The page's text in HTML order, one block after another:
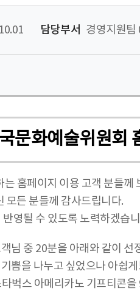
담당부서 경영지원
문화예술위원회
홈페이지 이용 고객 분들
모든 분들께 감사드립니다.
영될 수 있도록 노력하겠습
님 중 20분을 아래와 같이 선
쁨을 나누고 싶었으나 아쉽
벅스 아메리카노 기프티콘